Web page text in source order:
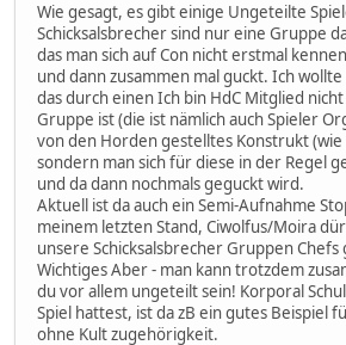
Wie gesagt, es gibt einige Ungeteilte
Schicksalsbrecher sind nur eine Gruppe
das man sich auf Con nicht erstmal
und dann zusammen mal guckt. Ich
das durch einen Ich bin HdC Mitglied
Gruppe ist (die ist nämlich auch Spieler
von den Horden gestelltes Konstrukt
sondern man sich für diese in der Regel
und da dann nochmals geguckt wird.
Aktuell ist da auch ein Semi-Aufnahme
meinem letzten Stand, Ciwolfus/Moira
unsere Schicksalsbrecher Gruppen
Wichtiges Aber - man kann trotzdem
du vor allem ungeteilt sein! Korporal
Spiel hattest, ist da zB ein gutes Beispiel
ohne Kult zugehörigkeit.